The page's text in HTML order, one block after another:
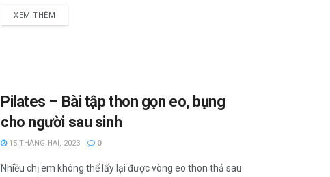
XEM THÊM
Pilates – Bài tập thon gọn eo, bụng
cho người sau sinh
15 THÁNG HAI, 2023 0
Nhiều chị em không thể lấy lại được vòng eo thon thả sau